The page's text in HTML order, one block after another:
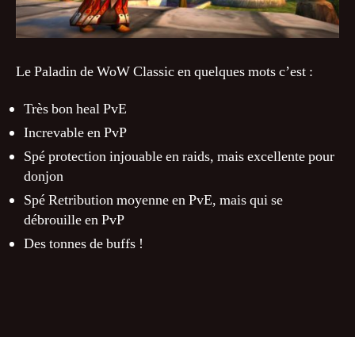
Le Paladin de WoW Classic en quelques mots c’est :
Très bon heal PvE
Increvable en PvP
Spé protection injouable en raids, mais excellente pour
donjon
Spé Retribution moyenne en PvE, mais qui se
débrouille en PvP
Des tonnes de buffs !